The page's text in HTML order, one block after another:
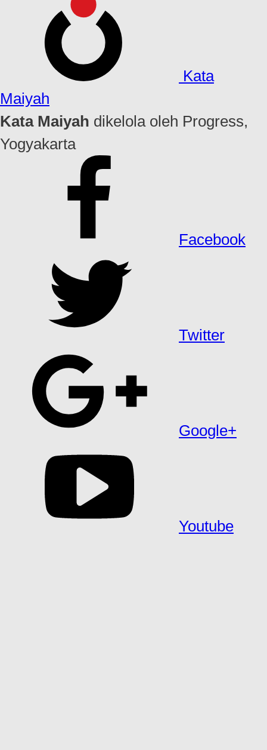
Kata
Maiyah
Kata Maiyah dikelola oleh Progress,
Yogyakarta
Facebook
Twitter
Google+
Youtube